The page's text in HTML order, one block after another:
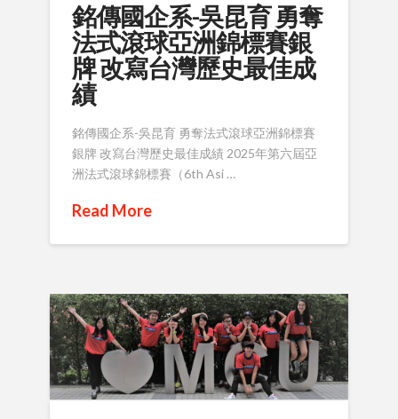
銘傳國企系-吳昆育 勇奪
法式滾球亞洲錦標賽銀
牌 改寫台灣歷史最佳成
績
銘傳國企系-吳昆育 勇奪法式滾球亞洲錦標賽
銀牌 改寫台灣歷史最佳成績 2025年第六屆亞
洲法式滾球錦標賽（6th Asi …
Read More